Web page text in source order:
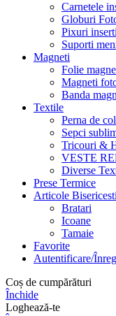
Carnetele
Globuri
Pixuri
Suporti
Magneti
Folie
Magneti
Banda
Textile
Perna de
Sepci
Tricouri &
VESTE
Diverse
Prese Termice
Articole Bisericesti
Bratari
Icoane
Tamaie
Favorite
Autentificare/
Coș de cumpărături
Închide
Loghează-te